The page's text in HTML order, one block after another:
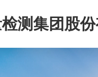
测集团股